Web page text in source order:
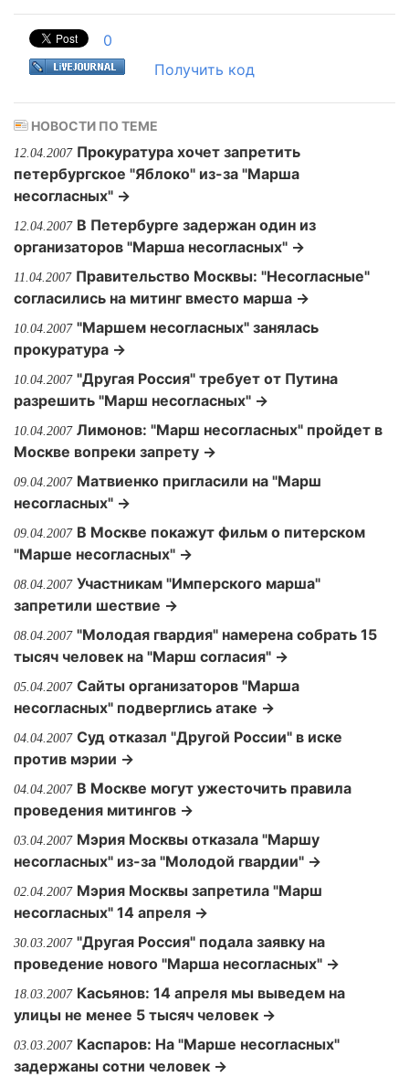
0
Получить код
НОВОСТИ ПО ТЕМЕ
12.04.2007 Прокуратура хочет запретить
петербургское "Яблоко" из-за "Марша
несогласных" →
12.04.2007 В Петербурге задержан один из
организаторов "Марша несогласных" →
11.04.2007 Правительство Москвы: "Несогласные"
согласились на митинг вместо марша →
10.04.2007 "Маршем несогласных" занялась
прокуратура →
10.04.2007 "Другая Россия" требует от Путина
разрешить "Марш несогласных" →
10.04.2007 Лимонов: "Марш несогласных" пройдет в
Москве вопреки запрету →
09.04.2007 Матвиенко пригласили на "Марш
несогласных" →
09.04.2007 В Москве покажут фильм о питерском
"Марше несогласных" →
08.04.2007 Участникам "Имперского марша"
запретили шествие →
08.04.2007 "Молодая гвардия" намерена собрать 15
тысяч человек на "Марш согласия" →
05.04.2007 Сайты организаторов "Марша
несогласных" подверглись атаке →
04.04.2007 Суд отказал "Другой России" в иске
против мэрии →
04.04.2007 В Москве могут ужесточить правила
проведения митингов →
03.04.2007 Мэрия Москвы отказала "Маршу
несогласных" из-за "Молодой гвардии" →
02.04.2007 Мэрия Москвы запретила "Марш
несогласных" 14 апреля →
30.03.2007 "Другая Россия" подала заявку на
проведение нового "Марша несогласных" →
18.03.2007 Касьянов: 14 апреля мы выведем на
улицы не менее 5 тысяч человек →
03.03.2007 Каспаров: На "Марше несогласных"
задержаны сотни человек →